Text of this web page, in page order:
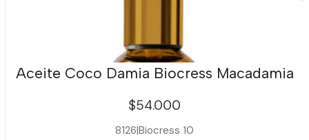
Aceite Coco Damia Biocress Macadamia
$54.000
8126|Biocress 10